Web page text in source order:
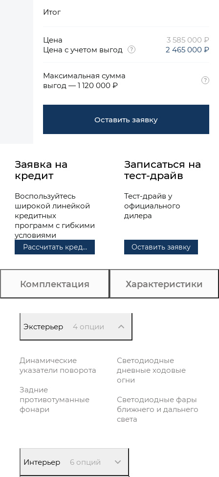
Итог
Цена
3 585 000 ₽
Цена с учетом выгод
2 465 000 ₽
Максимальная сумма
выгод — 1 120 000 ₽
Оставить заявку
Заявка на
кредит
Воспользуйтесь
широкой линейкой
кредитных
программ с гибкими
условиями
Рассчитать кредит
Записаться на
тест-драйв
Тест-драйв у
официального
дилера
Оставить заявку
Комплектация Характеристики
Экстерьер 4 опции
Динамические
указатели поворота
Задние
противотуманные
фонари
Светодиодные
дневные ходовые
огни
Светодиодные фары
ближнего и дальнего
света
Интерьер 6 опций